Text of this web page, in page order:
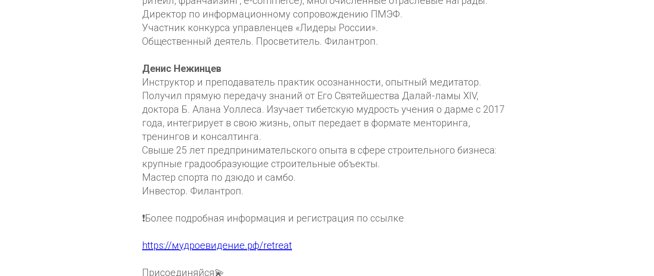
Директор по информационному сопровождению ПМЭФ.
Участник конкурса управленцев «Лидеры России».
Общественный деятель. Просветитель. Филантроп.
Денис Нежинцев
Инструктор и преподаватель практик осознанности, опытный медитатор.
Получил прямую передачу знаний от Его Святейшества Далай-ламы XIV,
доктора Б. Алана Уоллеса. Изучает тибетскую мудрость учения о дарме с 2017
года, интегрирует в свою жизнь, опыт передает в формате менторинга,
тренингов и консалтинга.
Свыше 25 лет предпринимательского опыта в сфере строительного бизнеса:
крупные градообразующие строительные объекты.
Мастер спорта по дзюдо и самбо.
Инвестор. Филантроп.
❗️Более подробная информация и регистрация по ссылке
https://мудроевидение.рф/retreat
Присоединяйся💫